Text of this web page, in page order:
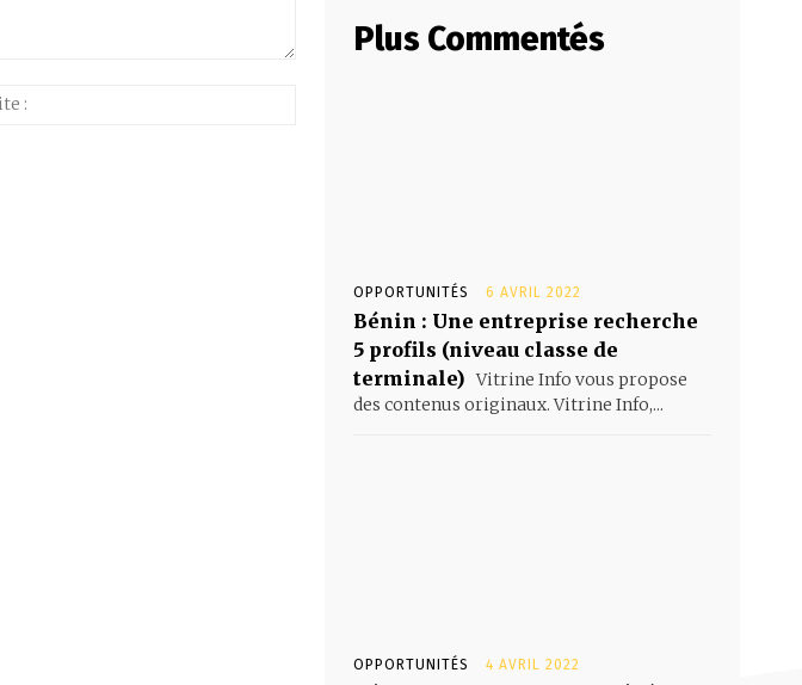
Plus Commentés
OPPORTUNITÉS 6 AVRIL 2022
Bénin : Une entreprise recherche
5 profils (niveau classe de
terminale) Vitrine Info vous propose
des contenus originaux. Vitrine Info,...
OPPORTUNITÉS 4 AVRIL 2022